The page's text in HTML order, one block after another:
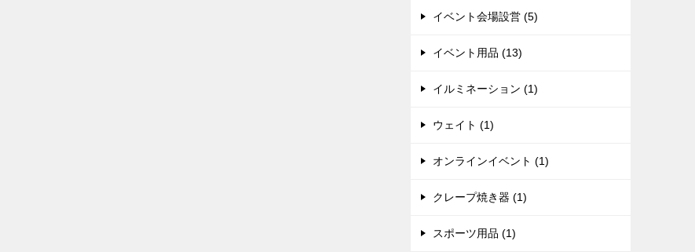
イベント会場設営 (5)
イベント用品 (13)
イルミネーション (1)
ウェイト (1)
オンラインイベント (1)
クレープ焼き器 (1)
スポーツ用品 (1)